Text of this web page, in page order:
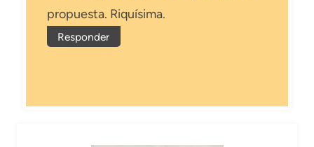
propuesta. Riquísima.
Responder